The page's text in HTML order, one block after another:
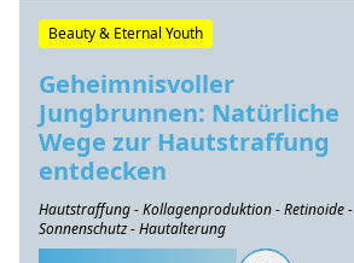
Beauty & Eternal Youth
Geheimnisvoller
Jungbrunnen: Natürliche
Wege zur Hautstraffung
entdecken
Hautstraffung - Kollagenproduktion - Retinoide -
Sonnenschutz - Hautalterung